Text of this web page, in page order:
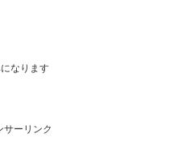
なります
サーリンク